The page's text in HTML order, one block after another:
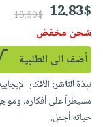
12.83$
13.50$
شحن مخفض
أضف الى الطلبية
نبذة الناشر: الأفكار
مسيطراً على أفكاره،
حياته أجمل.